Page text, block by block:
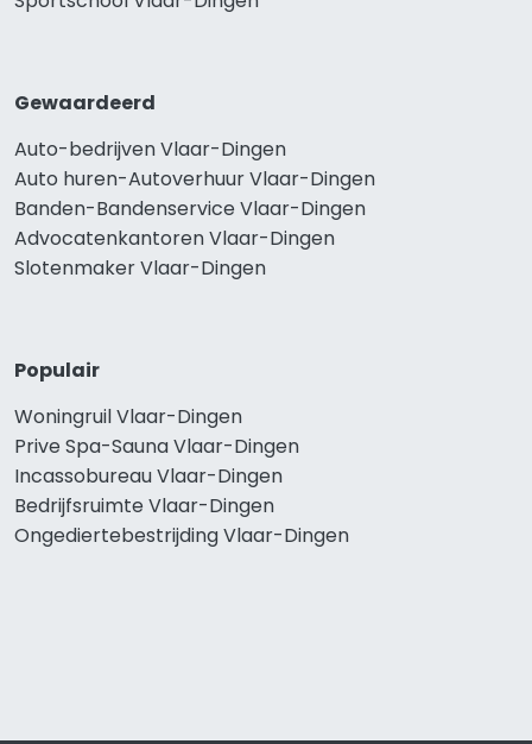
Gewaardeerd
Auto-bedrijven Vlaar-Dingen
Auto huren-Autoverhuur Vlaar-Dingen
Banden-Bandenservice Vlaar-Dingen
Advocatenkantoren Vlaar-Dingen
Slotenmaker Vlaar-Dingen
Populair
Woningruil Vlaar-Dingen
Prive Spa-Sauna Vlaar-Dingen
Incassobureau Vlaar-Dingen
Bedrijfsruimte Vlaar-Dingen
Ongediertebestrijding Vlaar-Dingen